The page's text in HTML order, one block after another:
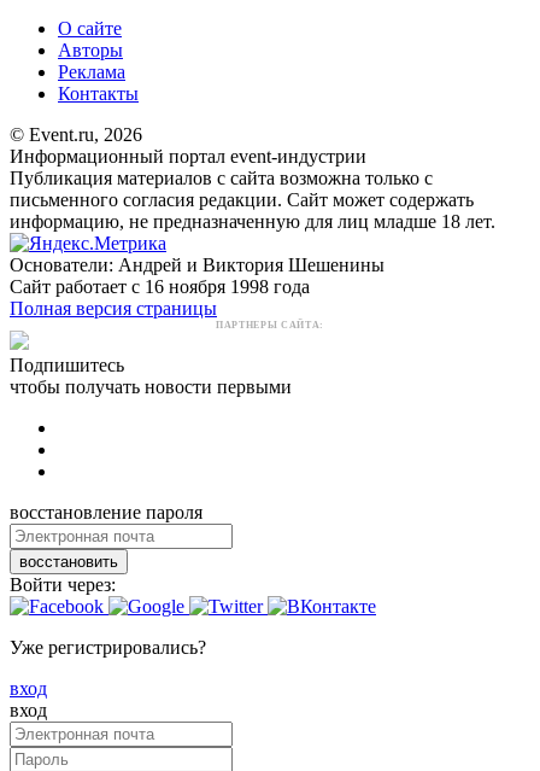
О сайте
Авторы
Реклама
Контакты
© Event.ru, 2026
Информационный портал event-индустрии
Публикация материалов с сайта возможна только с
письменного согласия редакции. Сайт может содержать
информацию, не предназначенную для лиц младше 18 лет.
Основатели: Андрей и Виктория Шешенины
Сайт работает с 16 ноября 1998 года
Полная версия страницы
ПАРТНЕРЫ САЙТА:
Подпишитесь
чтобы получать новости первыми
восстановление пароля
восстановить
Войти через:
Уже регистрировались?
вход
вход